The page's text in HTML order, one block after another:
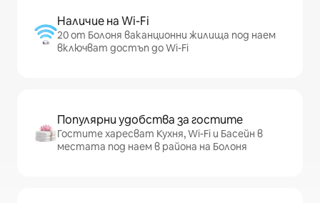
Наличие на Wi-Fi
20 от Болоня ваканционни жилища под наем
включват достъп до Wi-Fi
Популярни удобства за гостите
Гостите харесват Кухня, Wi-Fi и Басейн в
местата под наем в района на Болоня